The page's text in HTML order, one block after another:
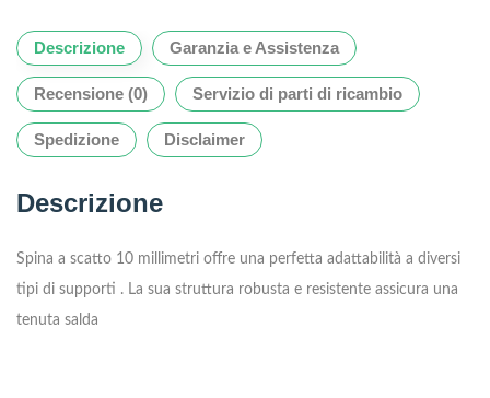
Descrizione Garanzia e Assistenza
Recensione (0) Servizio di parti di ricambio
Spedizione Disclaimer
Descrizione
Spina a scatto 10 millimetri offre una perfetta adattabilità a diversi
tipi di supporti . La sua struttura robusta e resistente assicura una
tenuta salda